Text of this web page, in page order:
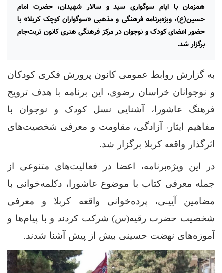
همزمان با ایام سوگواری سید و سالار شهیدان، حضرت امام
حسین(ع)، ویژه‌برنامه فرهنگی و مذهبی «سوگواران کوچک کربلا» با
حضور اعضای کودک و نوجوان در مرکز فرهنگی هنری کانون تربت‌جام
برگزار شد.
به گزارش روابط عمومی کانون پرورش فکری کودکان
و نوجوانان خراسان رضوی، این برنامه با هدف ترویج
فرهنگ عاشورا، آشنایی نسل کودک و نوجوان با
مفاهیم ایثار، آزادگی، مقاومت و معرفی شخصیت‌های
اثرگذار واقعه کربلا برگزار شد.
در این ویژه‌برنامه، اعضا در فعالیت‌های متنوعی از
جمله معرفی کتاب با موضوع عاشورا، دکلمه‌خوانی با
مضامین آیینی، پرده‌خوانی واقعه کربلا و معرفی
شخصیت حضرت رقیه(س) شرکت کردند و با پیام‌ها و
آموزه‌های نهضت حسینی بیش از پیش آشنا شدند.